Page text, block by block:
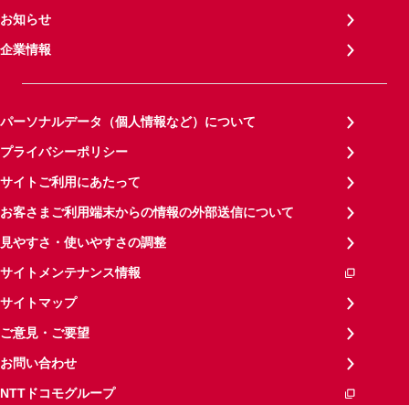
お知らせ
企業情報
パーソナルデータ（個人情報など）について
プライバシーポリシー
サイトご利用にあたって
お客さまご利用端末からの情報の外部送信について
見やすさ・使いやすさの調整
サイトメンテナンス情報
サイトマップ
ご意見・ご要望
お問い合わせ
NTTドコモグループ